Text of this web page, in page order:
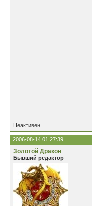
Неактивен
2006-08-14 01:27:39
Золотой Дракон
Бывший редактор